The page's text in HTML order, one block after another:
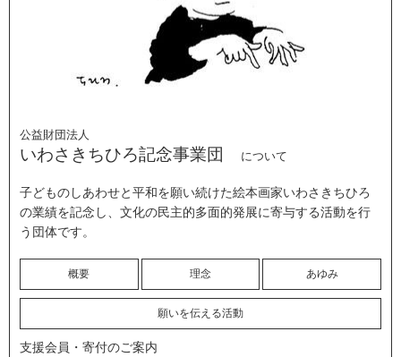
公益財団法人
いわさきちひろ記念事業団 について
子どものしあわせと平和を願い続けた絵本画家いわさきちひろ
の業績を記念し、文化の民主的多面的発展に寄与する活動を行
う団体です。
概要 理念 あゆみ
願いを伝える活動
支援会員・寄付のご案内